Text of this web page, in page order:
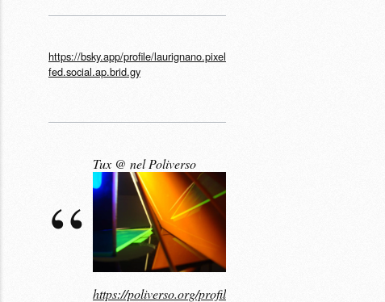
https://bsky.app/profile/laurignano.pixel
fed.social.ap.brid.gy
Tux @ nel Poliverso
https://poliverso.org/profil